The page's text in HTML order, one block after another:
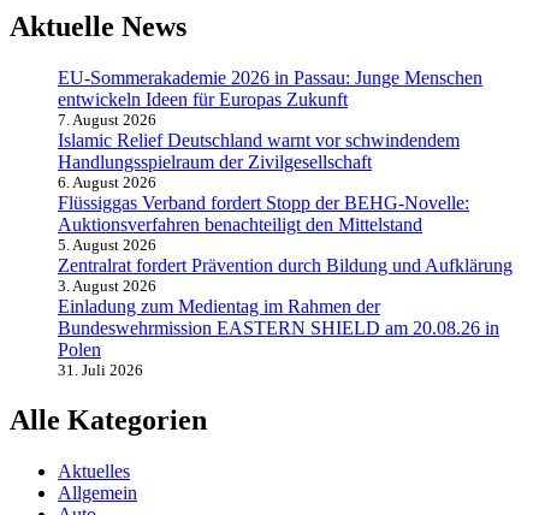
Aktuelle News
EU-Sommerakademie 2026 in Passau: Junge Menschen
entwickeln Ideen für Europas Zukunft
7. August 2026
Islamic Relief Deutschland warnt vor schwindendem
Handlungsspielraum der Zivilgesellschaft
6. August 2026
Flüssiggas Verband fordert Stopp der BEHG-Novelle:
Auktionsverfahren benachteiligt den Mittelstand
5. August 2026
Zentralrat fordert Prävention durch Bildung und Aufklärung
3. August 2026
Einladung zum Medientag im Rahmen der
Bundeswehrmission EASTERN SHIELD am 20.08.26 in
Polen
31. Juli 2026
Alle Kategorien
Aktuelles
Allgemein